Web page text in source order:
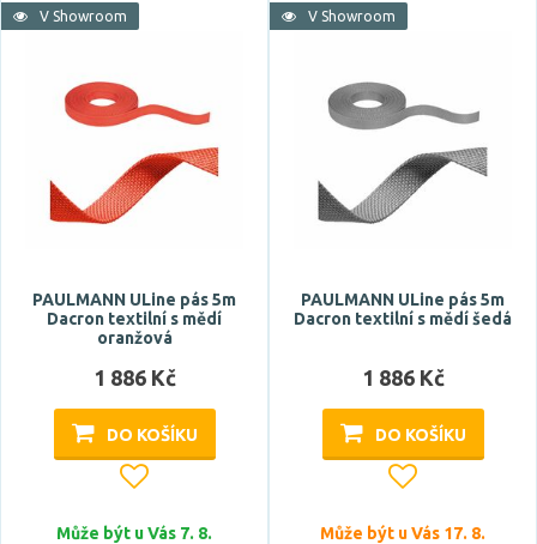
V Showroom
PAULMANN ULine pás 5m
Dacron textilní s mědí
oranžová
1 886 Kč
DO KOŠÍKU
Může být u Vás 7. 8.
V Showroom
PAULMANN ULine pás 5m
Dacron textilní s mědí šedá
1 886 Kč
DO KOŠÍKU
Může být u Vás 17. 8.